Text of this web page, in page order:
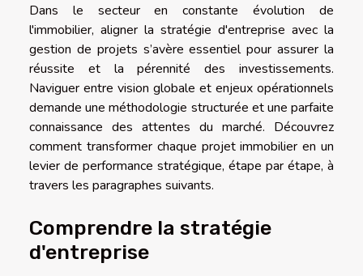
Dans le secteur en constante évolution de
l'immobilier, aligner la stratégie d'entreprise avec la
gestion de projets s’avère essentiel pour assurer la
réussite et la pérennité des investissements.
Naviguer entre vision globale et enjeux opérationnels
demande une méthodologie structurée et une parfaite
connaissance des attentes du marché. Découvrez
comment transformer chaque projet immobilier en un
levier de performance stratégique, étape par étape, à
travers les paragraphes suivants.
Comprendre la stratégie
d'entreprise